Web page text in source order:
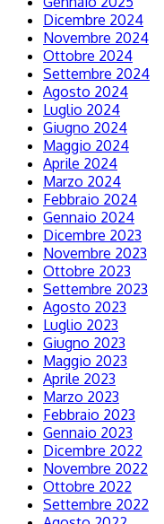
Dicembre 2024
Novembre 2024
Ottobre 2024
Settembre 2024
Agosto 2024
Luglio 2024
Giugno 2024
Maggio 2024
Aprile 2024
Marzo 2024
Febbraio 2024
Gennaio 2024
Dicembre 2023
Novembre 2023
Ottobre 2023
Settembre 2023
Agosto 2023
Luglio 2023
Giugno 2023
Maggio 2023
Aprile 2023
Marzo 2023
Febbraio 2023
Gennaio 2023
Dicembre 2022
Novembre 2022
Ottobre 2022
Settembre 2022